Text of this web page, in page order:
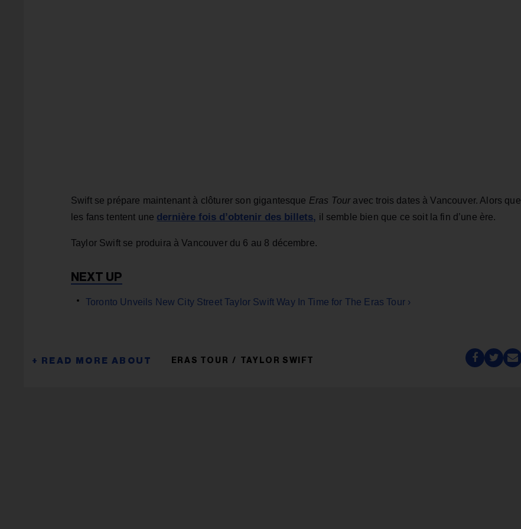
Swift se prépare maintenant à clôturer son gigantesque Eras Touravec trois dates à Vancouver. Alors que
les fans tentent une dernière fois d’obtenir des billets, il semble bien que ce soit la fin d’une ère.
Taylor Swift se produira à Vancouver du 6 au 8 décembre.
Toronto Unveils New City Street Taylor Swift Way In Time for The Eras Tour ›
ERAS TOUR TAYLOR SWIFT